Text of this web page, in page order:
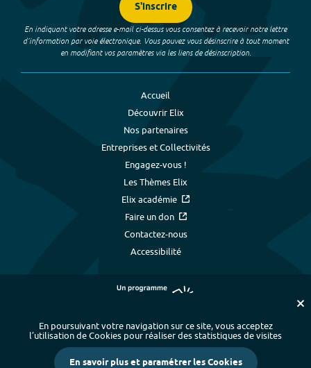
S'inscrire
En indiquant votre adresse e-mail ci-dessus vous consentez à recevoir notre lettre
d’information par voie électronique. Vous pouvez vous désinscrire à tout moment
en modifiant vos paramètres via les liens de désinscription.
Accueil
Découvrir Elix
Nos partenaires
Entreprises et Collectivités
Engagez-vous !
Les Thèmes Elix
Elix académie
Faire un don
Contactez-nous
Accessibilité
Plan du site - Index alphabétique
-
Mentions légales et données personnelles
- Paramétrer les cookies
En poursuivant votre navigation sur ce site, vous acceptez
l’utilisation de Cookies pour réaliser des statistiques de visites
En savoir plus et paramétrer les Cookies